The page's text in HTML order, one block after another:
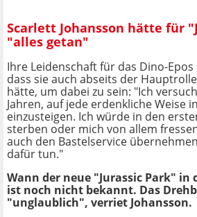
Scarlett Johansson hätte für
"alles getan"
Ihre Leidenschaft für das Dino-
dass sie auch abseits der
hätte, um dabei zu sein: "Ich
Jahren, auf jede erdenkliche Weise
einzusteigen. Ich würde in den
sterben oder mich von allem
auch den Bastelservice
dafür tun."
Wann der neue "Jurassic Park" in
ist noch nicht bekannt. Das
"unglaublich", verriet Johansson.